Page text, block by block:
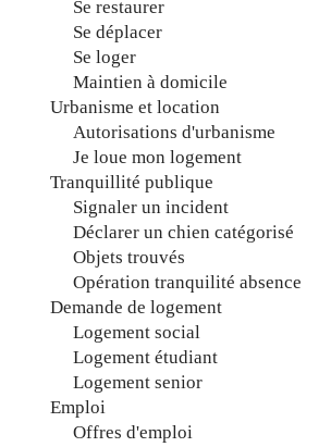
Se restaurer
Se déplacer
Se loger
Maintien à domicile
Urbanisme et location
Autorisations d'urbanisme
Je loue mon logement
Tranquillité publique
Signaler un incident
Déclarer un chien catégorisé
Objets trouvés
Opération tranquilité absence
Demande de logement
Logement social
Logement étudiant
Logement senior
Emploi
Offres d'emploi